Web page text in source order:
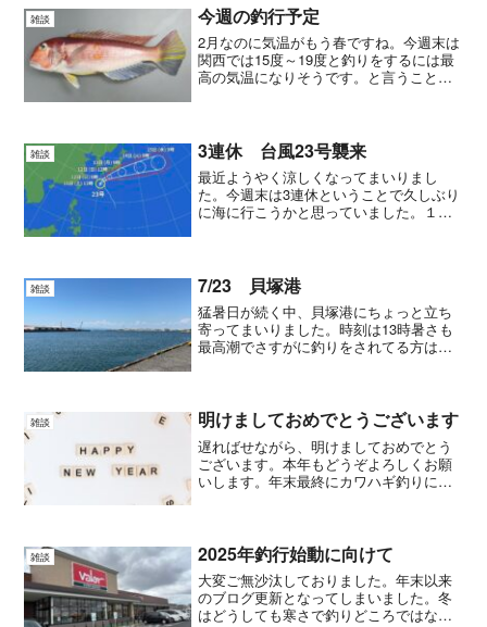
ぎが美味しかったことを思...
雑談 今週の釣行予定
2月なのに気温がもう春ですね。今週末は
関西では15度～19度と釣りをするには最
高の気温になりそうです。と言うことで
で行ってみたいと思...
雑談 3連休 台風23号襲来
最近ようやく涼しくなってまいりまし
た。今週末は3連休ということで久しぶり
に海に行こうかと思っていました。１ヵ
ということで早々に出...
雑談 7/23 貝塚港
猛暑日が続く中、貝塚港にちょっと立ち
寄ってまいりました。時刻は13時暑さも
最高潮でさすがに釣りをされてる方はお
カ月もしたら再び海へ繰...
雑談 明けましておめでとうございます
遅ればせながら、明けましておめでとう
ございます。本年もどうぞよろしくお願
いします。年末最終にカワハギ釣りに出
にもなれず、退屈な日々を...
雑談 2025年釣行始動に向けて
大変ご無沙汰しておりました。年末以来
のブログ更新となってしまいました。冬
はどうしても寒さで釣りどころではなく